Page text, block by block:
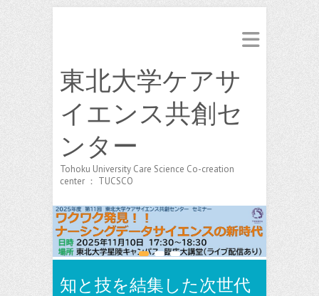
東北大学ケアサ
イエンス共創セ
ンター
Tohoku University Care Science Co-creation
center ： TUCSCO
1 2 3
知と技を結集した次世代